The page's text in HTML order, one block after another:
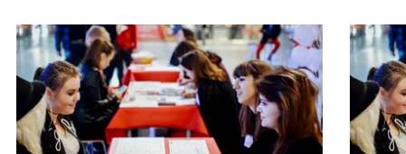
Ta sekcja zawiera treści przewijane w poziomie. Użyj